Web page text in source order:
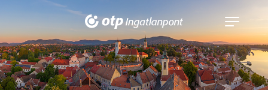
Navigáció
kinyitása